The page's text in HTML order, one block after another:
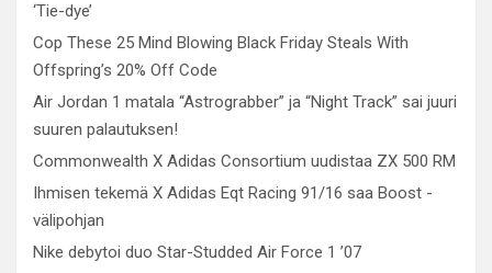
‘Tie-dye’
Cop These 25 Mind Blowing Black Friday Steals With
Offspring’s 20% Off Code
Air Jordan 1 matala “Astrograbber” ja “Night Track” sai juuri
suuren palautuksen!
Commonwealth X Adidas Consortium uudistaa ZX 500 RM
Ihmisen tekemä X Adidas Eqt Racing 91/16 saa Boost -
välipohjan
Nike debytoi duo Star-Studded Air Force 1 ’07